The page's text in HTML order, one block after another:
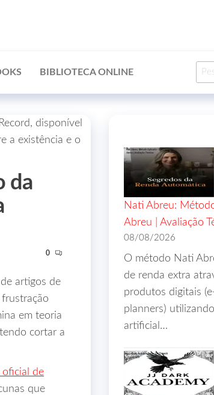
BIBLIOTECA ONLINE
da
0
artigos de
em teoria
cortar a
oficial de
que
Nati Abreu:
Abreu | Avaliação
08/08/2026
O método Nati
de renda extra
produtos digitais
planners)
artificial…